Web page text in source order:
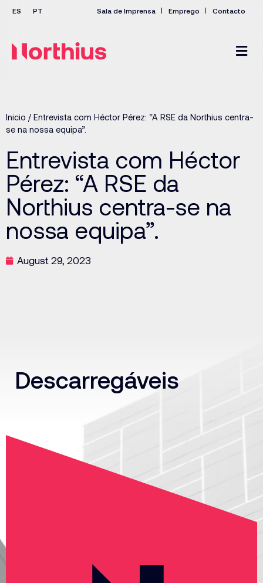
Sala de Imprensa Emprego Contacto
Inicio / Entrevista com Héctor Pérez: “A RSE da Northius centra-
se na nossa equipa”.
Entrevista com Héctor
Pérez: “A RSE da
Northius centra-se na
nossa equipa”.
August 29, 2023
Descarregáveis